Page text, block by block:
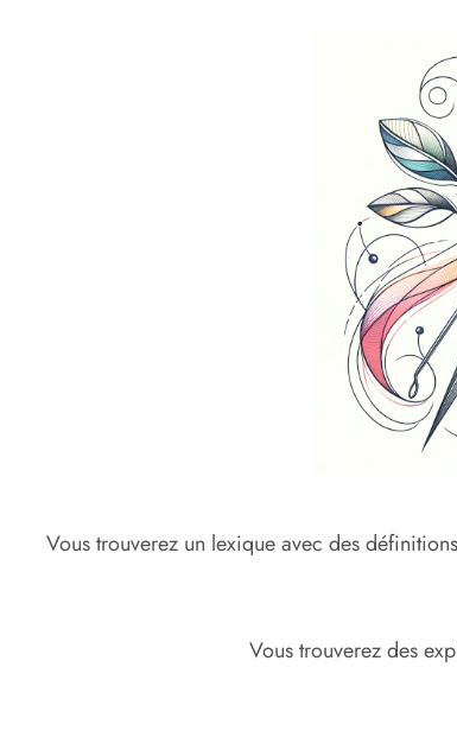
Vous trouverez un lexique avec des
Vous trouverez des